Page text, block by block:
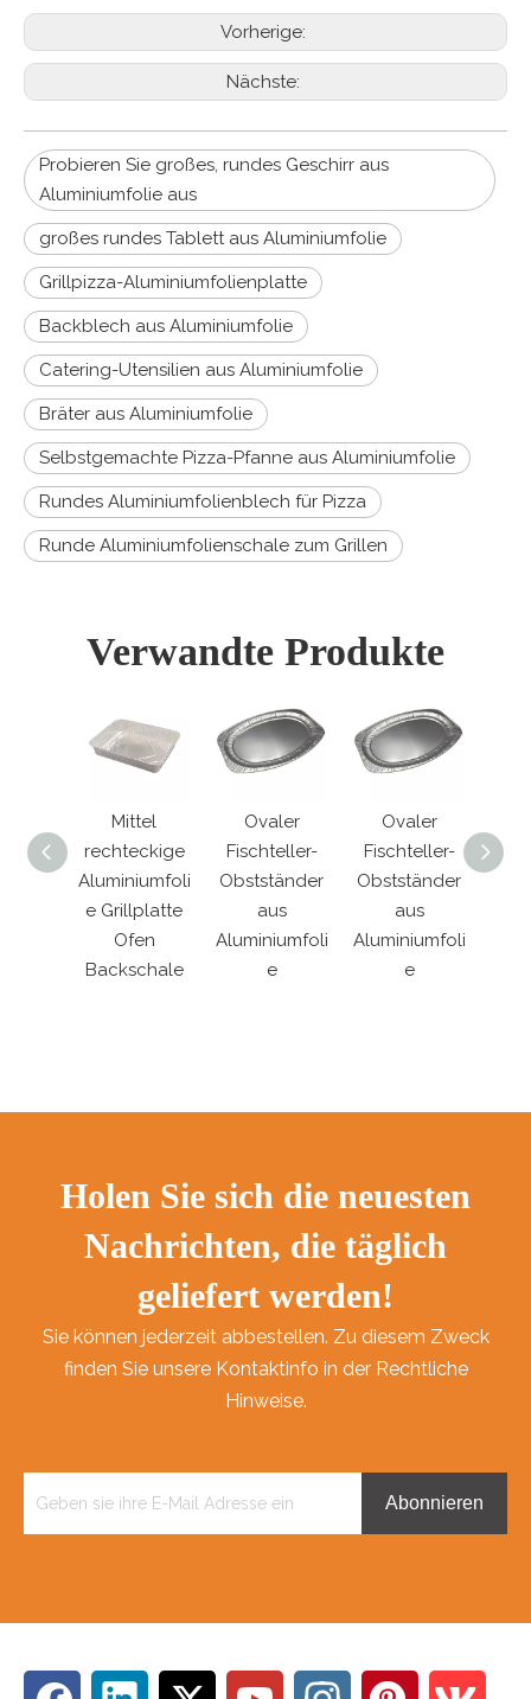
Vorherige:
Nächste:
Probieren Sie großes, rundes Geschirr aus
Aluminiumfolie aus
großes rundes Tablett aus Aluminiumfolie
Grillpizza-Aluminiumfolienplatte
Backblech aus Aluminiumfolie
Catering-Utensilien aus Aluminiumfolie
Bräter aus Aluminiumfolie
Selbstgemachte Pizza-Pfanne aus Aluminiumfolie
Rundes Aluminiumfolienblech für Pizza
Runde Aluminiumfolienschale zum Grillen
Verwandte Produkte
Mittel
rechteckige
Aluminiumfoli
e Grillplatte
Ofen
Backschale
Ovaler
Fischteller-
Obstständer
aus
Aluminiumfoli
e
Ovaler
Fischteller-
Obstständer
aus
Aluminiumfoli
e
Holen Sie sich die neuesten
Nachrichten, die täglich
geliefert werden!
Sie können jederzeit abbestellen. Zu diesem Zweck
finden Sie unsere Kontaktinfo in der Rechtliche
Hinweise.
Abonnieren